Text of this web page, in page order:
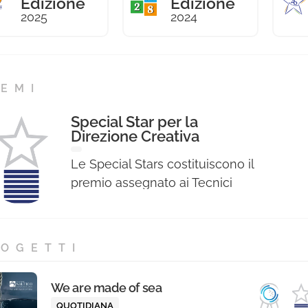
2025 2024
Special Star per la
Direzione Creativa
Le Special Stars costituiscono il
premio assegnato ai Tecnici
state assegnate a coloro che
punteggio nelle votazioni
We are made of sea
QUOTIDIANA